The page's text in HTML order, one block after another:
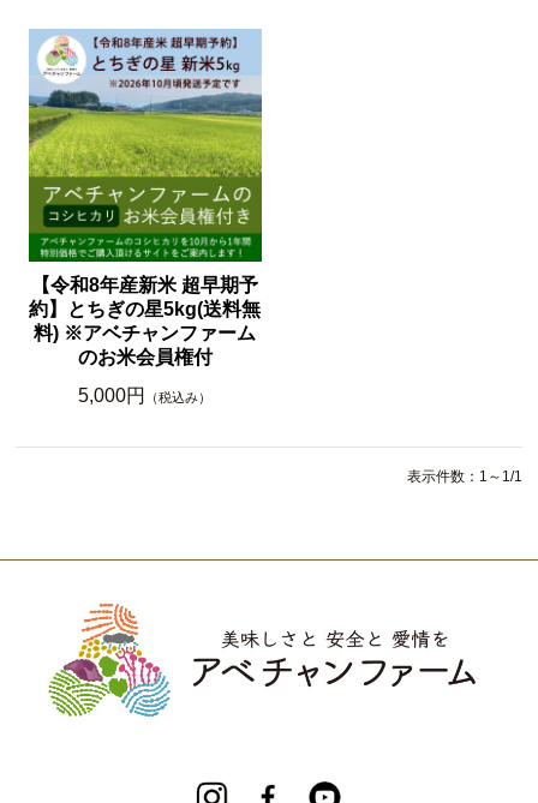
【令和8年産新米 超早期予
約】とちぎの星5kg(送料無
料) ※アベチャンファーム
のお米会員権付
5,000円
（税込み）
表示件数：1～1/1